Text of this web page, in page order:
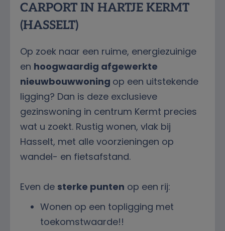
CARPORT IN HARTJE KERMT
(HASSELT)
Op zoek naar een ruime, energiezuinige
en hoogwaardig afgewerkte
nieuwbouwwoning op een uitstekende
ligging? Dan is deze exclusieve
gezinswoning in centrum Kermt precies
wat u zoekt. Rustig wonen, vlak bij
Hasselt, met alle voorzieningen op
wandel- en fietsafstand.
Even de sterke punten op een rij:
Wonen op een topligging met
toekomstwaarde!!